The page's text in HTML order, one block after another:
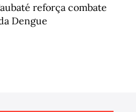
reforça combate
Dengue